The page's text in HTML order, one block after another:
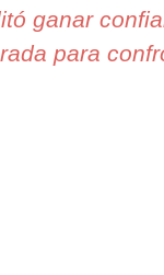
ganar
para